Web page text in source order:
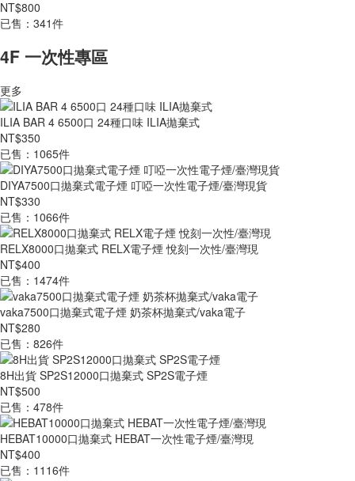
NT$800
已售：341件
4F 一次性專區
更多
ILIA BAR 4 6500口 24種口味 ILIA拋棄式
NT$350
已售：1065件
DIYA7500口拋棄式電子煙 叮啞一次性電子煙/臺灣現貨
NT$330
已售：1066件
RELX8000口拋棄式 RELX電子煙 悅刻一次性/臺灣現
NT$400
已售：1474件
vaka7500口拋棄式電子煙 奶茶杯拋棄式/vaka電子
NT$280
已售：826件
8H出貨 SP2S12000口拋棄式 SP2S電子煙
NT$500
已售：478件
HEBAT10000口拋棄式 HEBAT一次性電子煙/臺灣現
NT$400
已售：1116件